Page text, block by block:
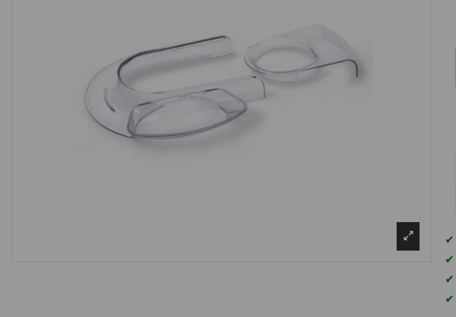
✔
✔
✔
✔